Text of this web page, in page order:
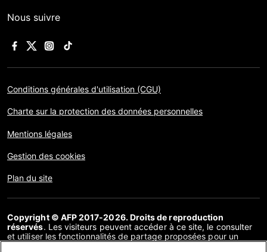
Nous suivre
Conditions générales d'utilisation (CGU)
Charte sur la protection des données personnelles
Mentions légales
Gestion des cookies
Plan du site
Copyright © AFP 2017-2026. Droits de reproduction
réservés. Les visiteurs peuvent accéder à ce site, le consulter
et utiliser les fonctionnalités de partage proposées pour un